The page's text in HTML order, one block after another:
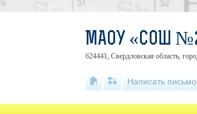
МАОУ «СОШ
624441, Свердловская область,
Написать письмо